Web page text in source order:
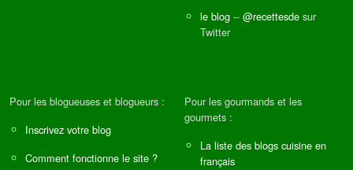
le blog -- @recettesde sur
Twitter
Pour les blogueuses et blogueurs :
Inscrivez votre blog
Comment fonctionne le site ?
Pour les gourmands et les
gourmets :
La liste des blogs cuisine en
français